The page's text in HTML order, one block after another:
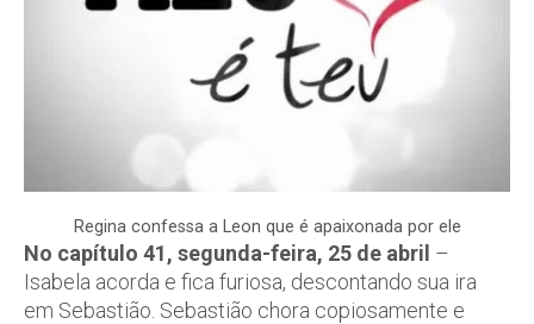
Regina confessa a Leon que é apaixonada por ele
No capítulo 41, segunda-feira, 25 de abril –
Isabela acorda e fica furiosa, descontando sua ira
em Sebastião. Sebastião chora copiosamente e